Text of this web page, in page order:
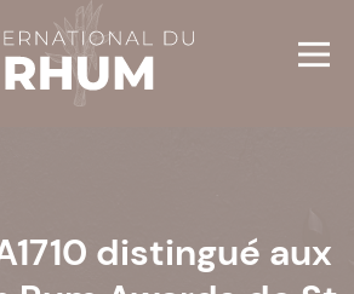
distingué aux
panel